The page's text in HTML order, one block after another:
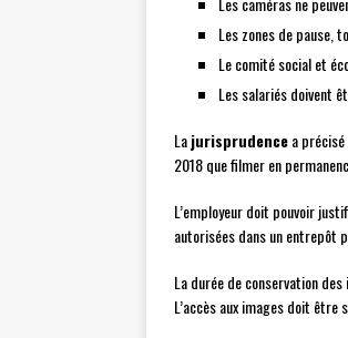
Les zones de pause,
Le comité social et
Les salariés doivent
Lajurisprudencea
2018 que filmer en
L’employeur doit pouvoir
autorisées dans un entrepôt
La durée de conservation
L’accès aux images doit